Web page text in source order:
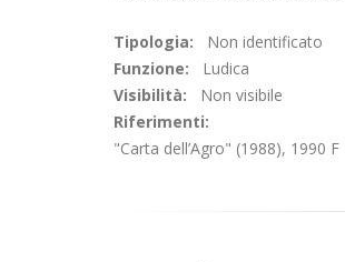
Tipologia: Non identificato
Funzione: Ludica
Visibilità: Non visibile
Riferimenti:
"Carta dell’Agro" (1988), 1990